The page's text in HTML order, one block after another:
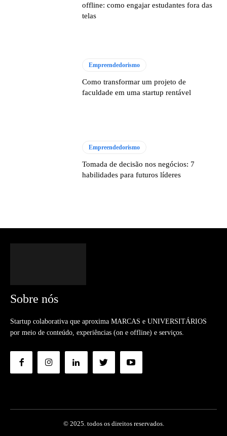
offline: como engajar estudantes fora das
telas
Empreendedorismo
Como transformar um projeto de
faculdade em uma startup rentável
Empreendedorismo
Tomada de decisão nos negócios: 7
habilidades para futuros líderes
Sobre nós
Startup colaborativa que aproxima MARCAS e UNIVERSITÁRIOS
por meio de conteúdo, experiências (on e offline) e serviços.
© 2025. todos os direitos reservados.